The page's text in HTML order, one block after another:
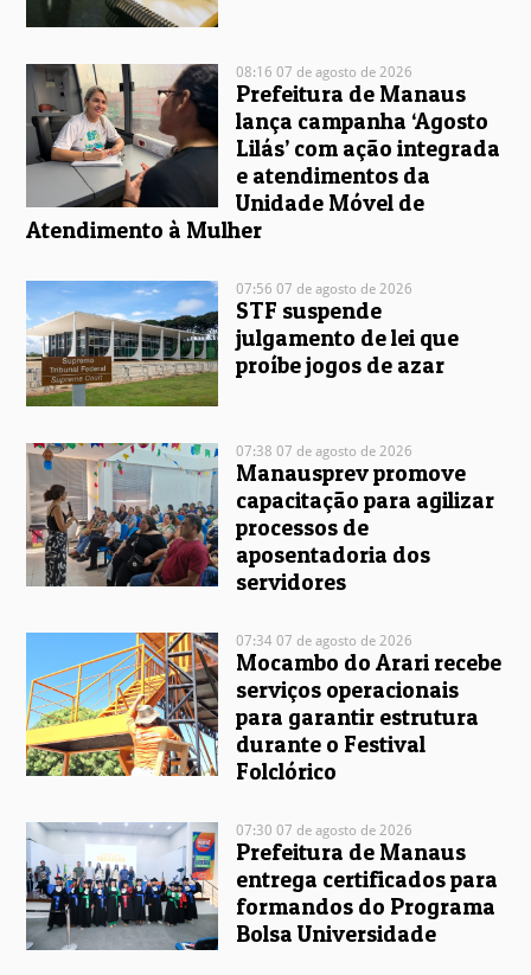
08:16 07 de agosto de 2026
Prefeitura de Manaus
lança campanha ‘Agosto
Lilás’ com ação integrada
e atendimentos da
Unidade Móvel de
Atendimento à Mulher
07:56 07 de agosto de 2026
STF suspende
julgamento de lei que
proíbe jogos de azar
07:38 07 de agosto de 2026
Manausprev promove
capacitação para agilizar
processos de
aposentadoria dos
servidores
07:34 07 de agosto de 2026
Mocambo do Arari recebe
serviços operacionais
para garantir estrutura
durante o Festival
Folclórico
07:30 07 de agosto de 2026
Prefeitura de Manaus
entrega certificados para
formandos do Programa
Bolsa Universidade